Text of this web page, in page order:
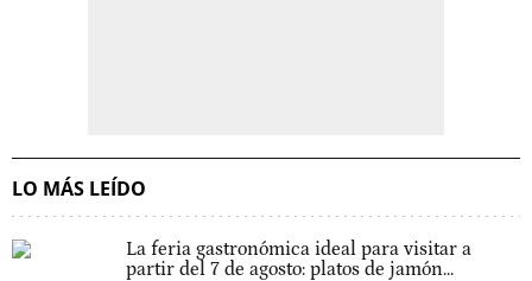
LO MÁS LEÍDO
La feria gastronómica ideal para visitar a
partir del 7 de agosto: platos de jamón...